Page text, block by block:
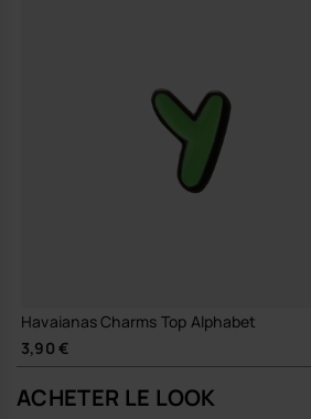
Havaianas Charms Top Alphabet
3,90 €
ACHETER LE LOOK